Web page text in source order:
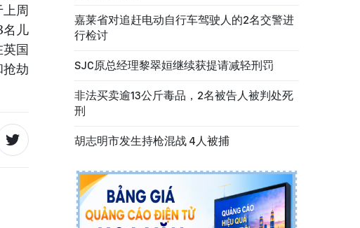
周
名儿
国
劫
嘉莱省对追赶电动自行车驾驶人的2名交警进
行检讨
SJC原总经理黎翠姮继续获提请减轻刑罚
非法买卖逾13公斤毒品，2名被告人被判处死
刑
胡志明市发生持枪混战 4人被捕